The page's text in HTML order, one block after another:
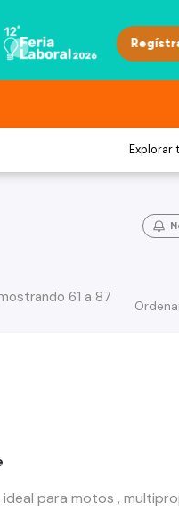
Explorar
61 a 87
para motos ,